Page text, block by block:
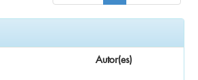
Autor(es)